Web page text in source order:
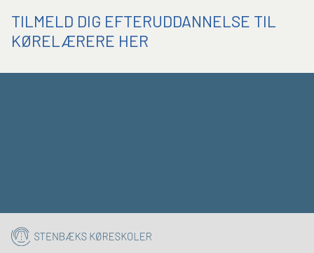
TILMELD DIG EFTERUDDANNELSE TIL
KØRELÆRERE HER